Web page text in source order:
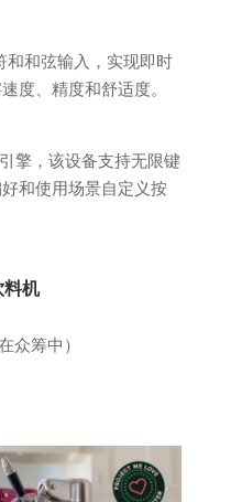
和弦输入，实现即时
度、精度和舒适度。
擎，该设备支持无限键
和使用场景自定义按
机
众筹中）